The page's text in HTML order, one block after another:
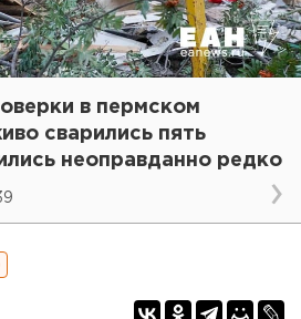
в пермском
сварились пять
неоправданно редко